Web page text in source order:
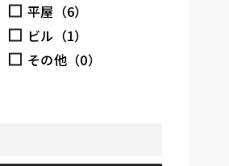
平屋（6）
ビル（1）
その他（0）